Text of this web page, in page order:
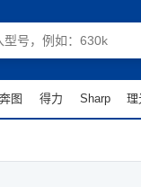
奔图 得力 Sharp 理